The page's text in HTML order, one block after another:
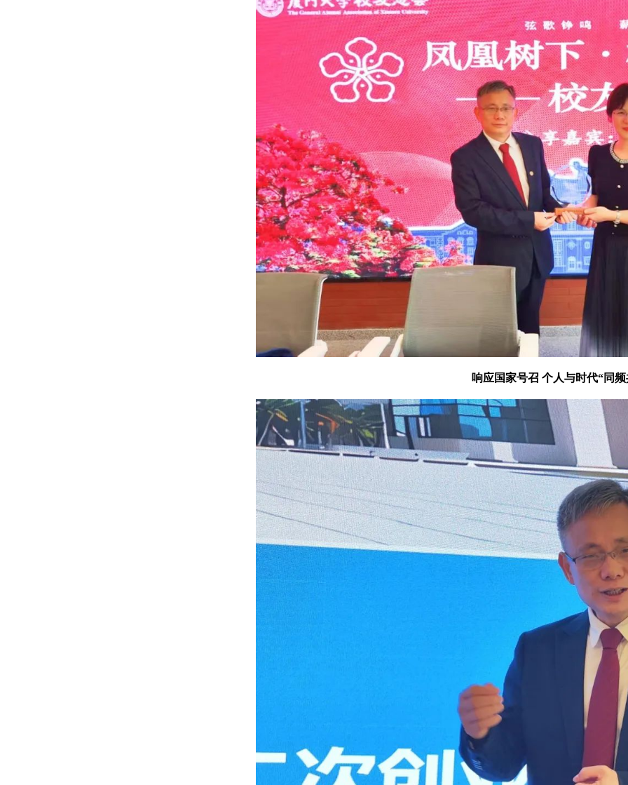
响应国家号召个人与时代“同